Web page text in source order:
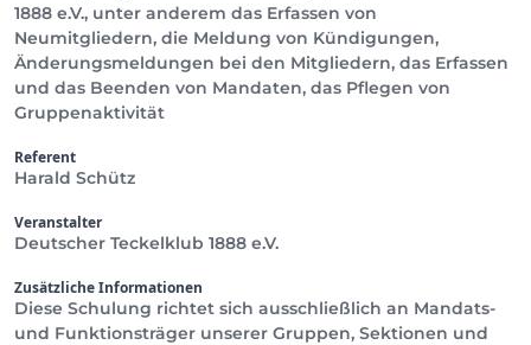
1888 e.V., unter anderem das Erfassen von
Neumitgliedern, die Meldung von Kündigungen,
Änderungsmeldungen bei den Mitgliedern, das Erfassen
und das Beenden von Mandaten, das Pflegen von
Gruppenaktivität
Referent
Harald Schütz
Veranstalter
Deutscher Teckelklub 1888 e.V.
Zusätzliche Informationen
Diese Schulung richtet sich ausschließlich an Mandats-
und Funktionsträger unserer Gruppen, Sektionen und